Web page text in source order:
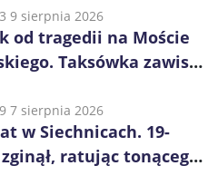
9 sierpnia 2026
od tragedii na Moście
Taksówka zawisła
7 sierpnia 2026
w Siechnicach. 19-
ratując tonącego